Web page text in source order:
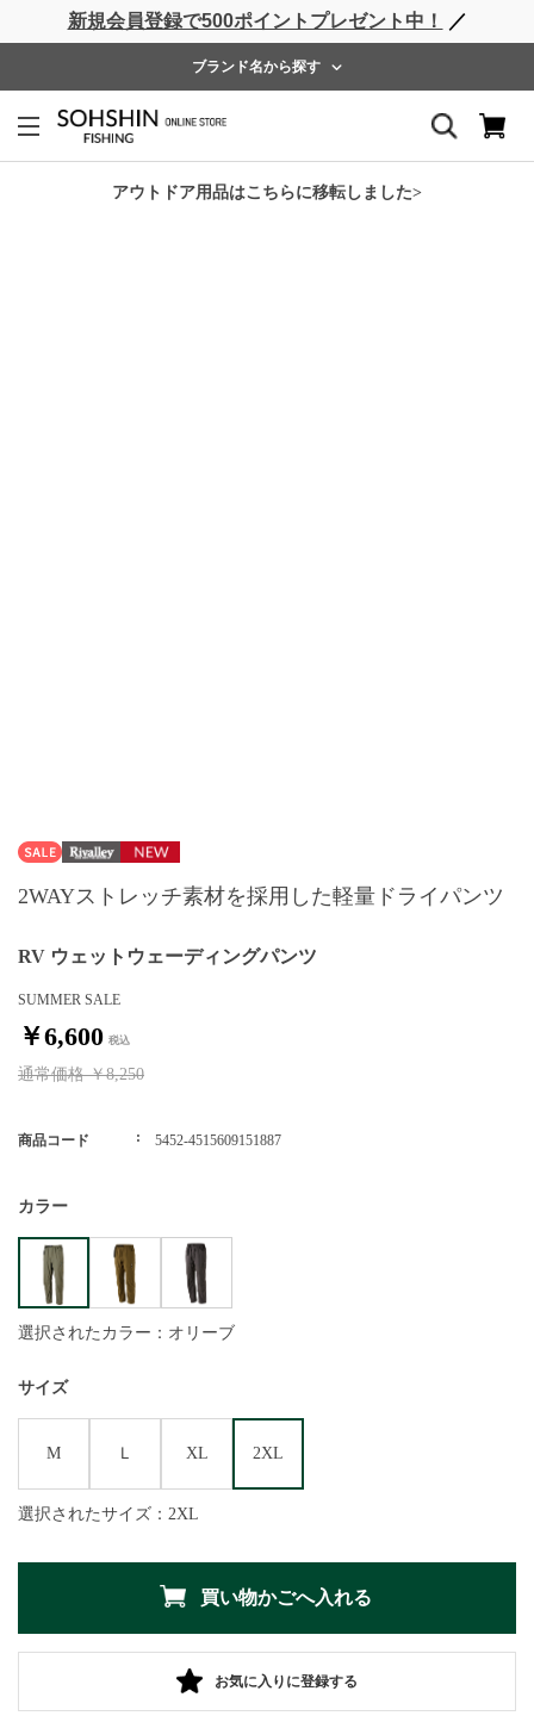
新規会員登録で500ポイントプレゼント中！ ／
ブランド名から探す
アウトドア用品はこちらに移転しました>
ライフベスト ウェーダー レインウェア フットウェア
ホーム > Rivalley
RV ウェットウェーディングパンツ
2WAYストレッチ素材を採用した軽量ドライパンツ
SUMMER SALE
￥6,600
通常価格￥8,250
商品コード 5452-4515609151887
カラー
選択されたカラー：オリーブ
サイズ
M Ｌ XL 2XL
選択されたサイズ：2XL
お気に入りに登録する